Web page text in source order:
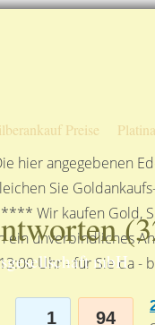
Preise
hier angegebenen
Sie
Wir kaufen Gold,
ein unverbindliches
Uhr - für Sie
(
mbH
1 94